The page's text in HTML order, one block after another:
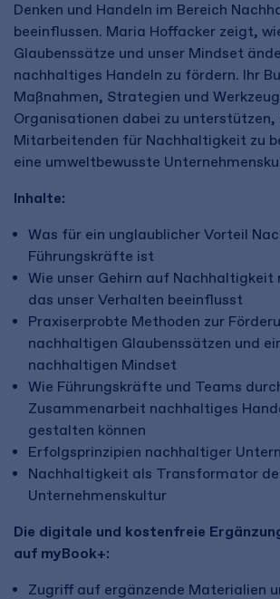
Denken und Handeln im Bereich
beeinflussen. Maria Hoffacker zeigt,
Glaubenssätze und unser Mindset
nachhaltiges Handeln zu fördern. Ihr
Maßnahmen, Strategien und
Organisationen dabei zu unterstützen,
Mitarbeitenden für Nachhaltigkeit zu
eine umweltbewusste
Inhalte:
Was für ein unglaublicher Vorteil
Führungskräfte ist
Wie unser Gehirn auf Nachhaltigkeit
das unser Verhalten beeinflusst
Praxiserprobte Methoden zur
nachhaltigen Glaubenssätzen und
nachhaltigen Mindset
Wie Führungskräfte und Teams
Zusammenarbeit nachhaltiges
gestalten können
Erfolgsprinzipien nachhaltiger
Nachhaltigkeit als Transformator
Unternehmenskultur
Die digitale und kostenfreie
auf myBook+:
Zugriff auf ergänzende Materialien